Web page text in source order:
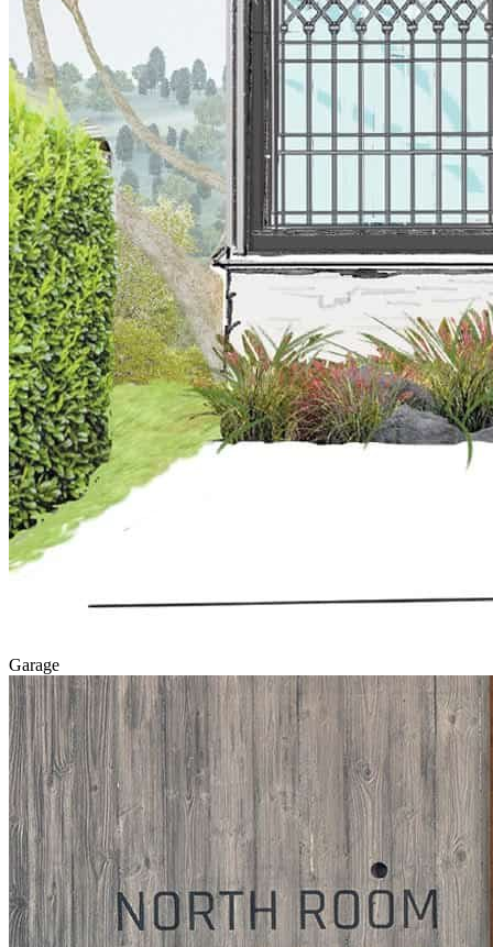
Garage